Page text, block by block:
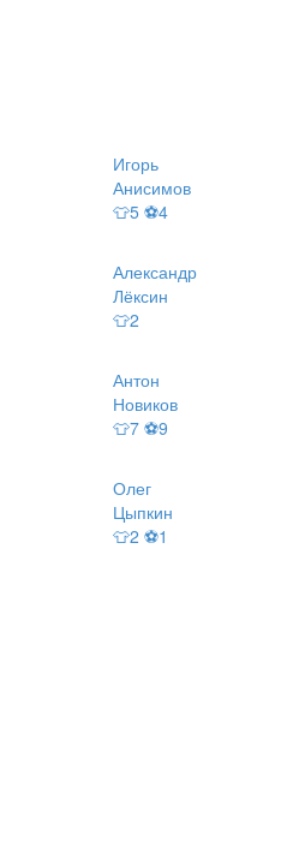
Игорь
Анисимов
👕5 ⚽4
Александр
Лёксин
👕2
Антон
Новиков
👕7 ⚽9
Олег
Цыпкин
👕2 ⚽1